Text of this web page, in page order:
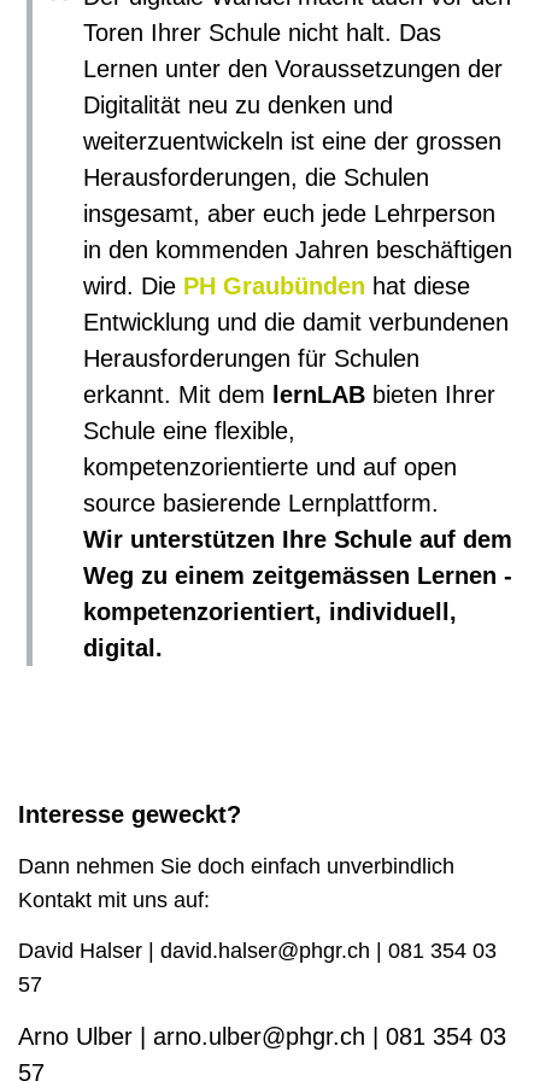
Toren Ihrer Schule nicht halt. Das
Lernen unter den Voraussetzungen der
Digitalität neu zu denken und
weiterzuentwickeln ist eine der grossen
Herausforderungen, die Schulen
insgesamt, aber euch jede Lehrperson
in den kommenden Jahren beschäftigen
wird. Die PH Graubünden hat diese
Entwicklung und die damit verbundenen
Herausforderungen für Schulen
erkannt. Mit dem lernLAB bieten Ihrer
Schule eine flexible,
kompetenzorientierte und auf open
source basierende Lernplattform.
Wir unterstützen Ihre Schule auf dem
Weg zu einem zeitgemässen Lernen -
kompetenzorientiert, individuell,
digital.
Interesse geweckt?
Dann nehmen Sie doch einfach unverbindlich
Kontakt mit uns auf:
David Halser | david.halser@phgr.ch | 081 354 03
57
Arno Ulber | arno.ulber@phgr.ch | 081 354 03
57